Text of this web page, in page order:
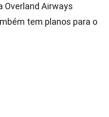
Overland Airways
tem planos para o